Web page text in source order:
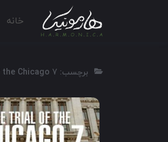
خانه
برچسب: The Trial of the Chicago 7